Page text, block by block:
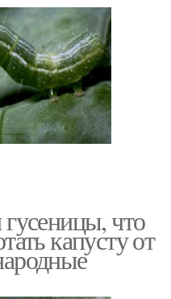
что
капусту от